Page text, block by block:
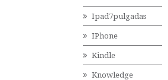
Ipad7pulgadas
IPhone
Kindle
Knowledge